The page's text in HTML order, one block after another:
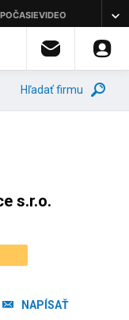
Hľadať firmu
s.r.o.
NAPÍSAŤ